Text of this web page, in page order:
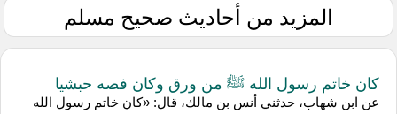
المزيد من أحاديث صحيح مسلم
كان خاتم رسول الله ﷺ من ورق وكان فصه حبشيا
عن ابن شهاب، حدثني أنس بن مالك، قال: «كان خاتم رسول الله